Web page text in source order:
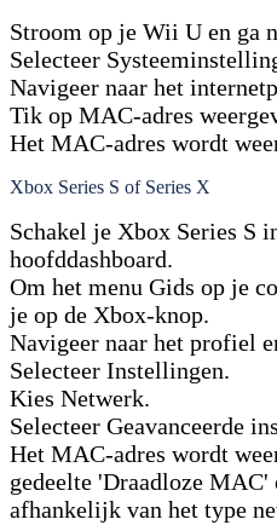
Stroom op je Wii U en ga
Selecteer
Navigeer naar het
Tik op MAC-adres
Het MAC-adres wordt
Xbox Series S of Series X
Schakel je Xbox Series S
hoofddashboard.
Om het menu Gids op je
je op de Xbox-knop.
Navigeer naar het profiel
Selecteer Instellingen.
Kies Netwerk.
Selecteer Geavanceerde
Het MAC-adres wordt
gedeelte 'Draadloze
afhankelijk van het type